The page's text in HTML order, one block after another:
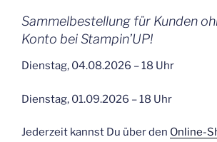
Sammelbestellung für Kunden
Konto bei Stampin’UP!
Dienstag, 04.08.2026 – 18 Uhr
Dienstag, 01.09.2026 – 18 Uhr
Jederzeit kannst Du über den Online-